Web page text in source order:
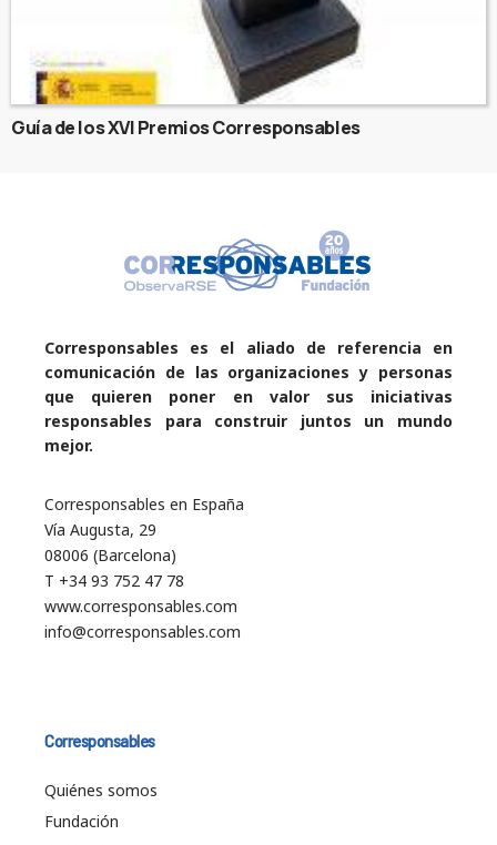
Guía de los XVI Premios Corresponsables
Corresponsables es el aliado de referencia en
comunicación de las organizaciones y personas
que quieren poner en valor sus iniciativas
responsables para construir juntos un mundo
mejor.
Corresponsables en España
Vía Augusta, 29
08006 (Barcelona)
T +34 93 752 47 78
www.corresponsables.com
info@corresponsables.com
Corresponsables
Quiénes somos
Fundación